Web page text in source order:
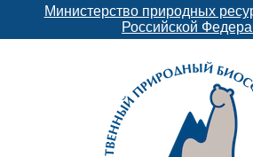
Министерство природных
Российской